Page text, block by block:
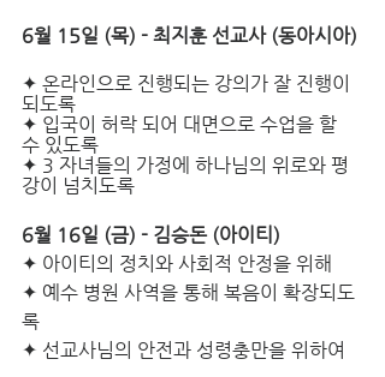
6월 15일 (목) - 최지훈 선교사 (동아시아)
✦ 온라인으로 진행되는 강의가 잘 진행이
되도록
✦ 입국이 허락 되어 대면으로 수업을 할
수 있도록
✦ 3 자녀들의 가정에 하나님의 위로와 평
강이 넘치도록
6월 16일 (금) - 김승돈 (아이티)
✦ 아이티의 정치와 사회적 안정을 위해
✦ 예수 병원 사역을 통해 복음이 확장되도
록
✦ 선교사님의 안전과 성령충만을 위하여